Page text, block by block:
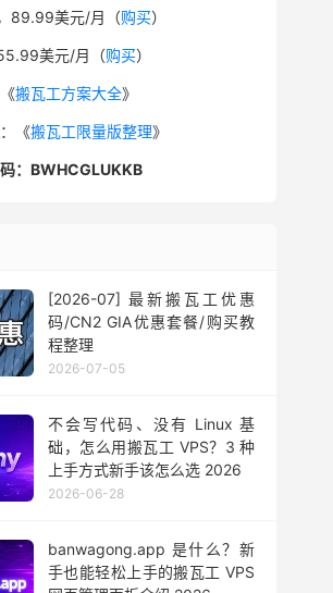
89.99美元/月（购买）
美元/月（购买）
搬瓦工方案大全》
：《搬瓦工限量版整理》
：BWHCGLUKKB
[2026-07] 最新搬瓦工优惠
码/CN2 GIA优惠套餐/购买教
程整理
2026-07-05
不会写代码、没有 Linux 基
础，怎么用搬瓦工 VPS？3 种
上手方式新手该怎么选 2026
2026-06-28
banwagong.app 是什么？新
手也能轻松上手的搬瓦工 VPS